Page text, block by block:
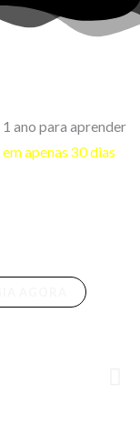
ano para aprender
em apenas 30 dias